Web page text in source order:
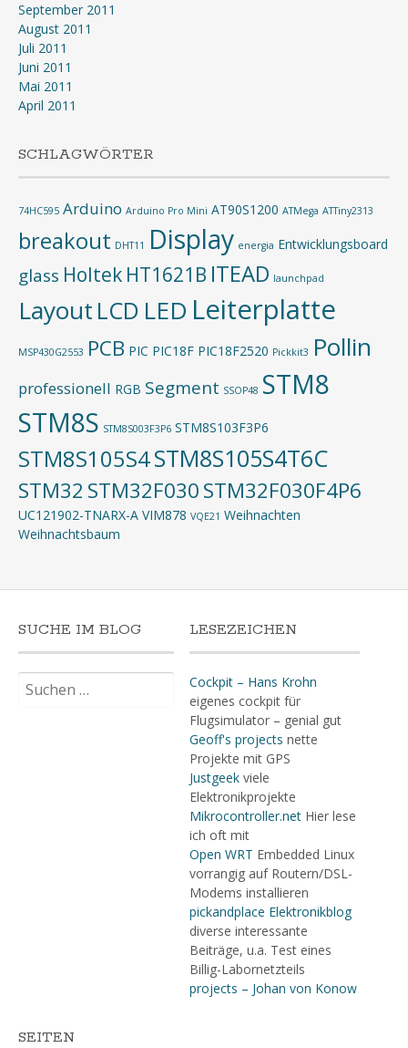
September 2011
August 2011
Juli 2011
Juni 2011
Mai 2011
April 2011
SCHLAGWÖRTER
74HC595 Arduino Arduino Pro Mini AT90S1200 ATMega ATTiny2313
breakout DHT11 Display energia Entwicklungsboard
glass Holtek HT1621B ITEAD launchpad
Layout LCD LED Leiterplatte
MSP430G2553 PCB PIC PIC18F PIC18F2520 Pickkit3 Pollin
professionell RGB Segment SSOP48 STM8
STM8S STM8S003F3P6 STM8S103F3P6
STM8S105S4STM8S105S4T6C
STM32 STM32F030STM32F030F4P6
UC121902-TNARX-A VIM878 VQE21 Weihnachten
Weihnachtsbaum
SUCHE IM BLOG
nach:
LESEZEICHEN
Cockpit – Hans Krohn
eigenes cockpit für
Flugsimulator – genial gut
Geoff's projects nette
Projekte mit GPS
Justgeekviele
Elektronikprojekte
Mikrocontroller.netHier lese
ich oft mit
Open WRT Embedded Linux
vorrangig auf Routern/DSL-
Modems installieren
pickandplace Elektronikblog
diverse interessante
Beiträge, u.a. Test eines
Billig-Labornetzteils
projects – Johan von Konow
SEITEN